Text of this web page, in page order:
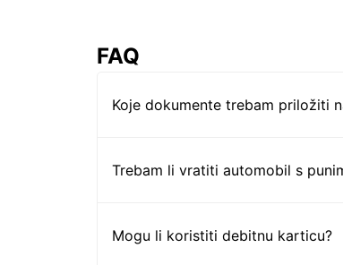
FAQ
Koje dokumente trebam priložiti
Trebam li vratiti automobil s
Mogu li koristiti debitnu karticu?